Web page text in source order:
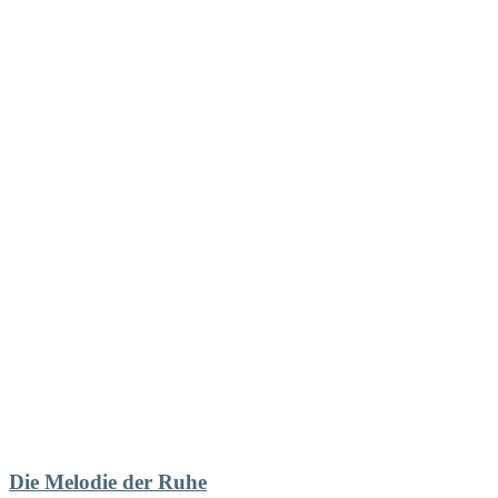
Die Melodie der Ruhe